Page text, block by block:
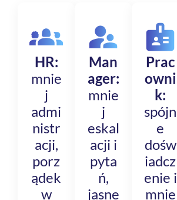
HR:
mnie
j
admi
nistr
acji,
porz
ądek
w
Man
ager:
mnie
j
eskal
acji i
pyta
ń,
jasne
Prac
owni
k:
spójn
e
dośw
iadcz
enie i
mnie